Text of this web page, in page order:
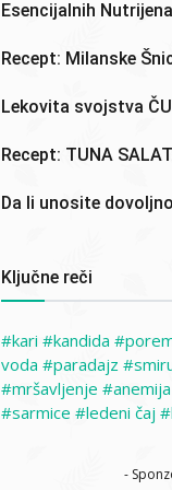
Esencijalnih
Recept: Milanske
Lekovita svojstva
Recept: TUNA
Da li unosite
Ključne reči
kari kandida
voda
paradajz
mršavljenje
anemija
sarmice
ledeni čaj
-